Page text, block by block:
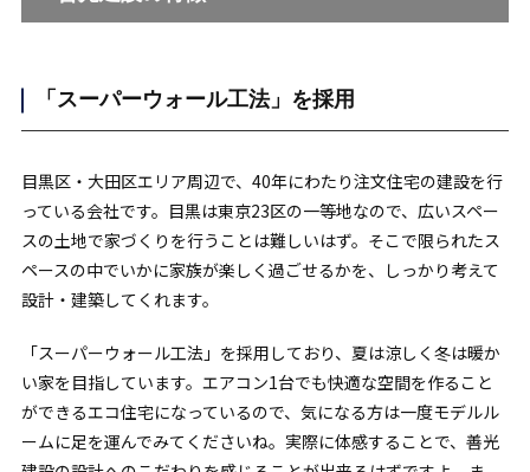
「スーパーウォール工法」を採用
目黒区・大田区エリア周辺で、40年にわたり注文住宅の建設を行
っている会社です。目黒は東京23区の一等地なので、広いスペー
スの土地で家づくりを行うことは難しいはず。そこで限られたス
ペースの中でいかに家族が楽しく過ごせるかを、しっかり考えて
設計・建築してくれます。
「スーパーウォール工法」を採用しており、夏は涼しく冬は暖か
い家を目指しています。エアコン1台でも快適な空間を作ること
ができるエコ住宅になっているので、気になる方は一度モデルル
ームに足を運んでみてくださいね。実際に体感することで、善光